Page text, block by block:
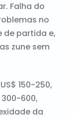
Falha do
no
partida e,
zune sem
150-250,
600,
da